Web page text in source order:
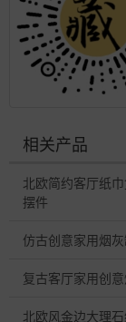
相关产品
北欧简约客厅纸
摆件
仿古创意家用烟
复古客厅家用创
北欧风金边大理